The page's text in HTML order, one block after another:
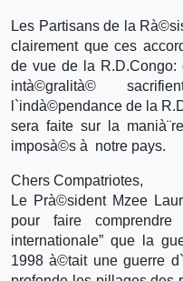
Les Partisans de la
clairement que ces
de vue de la R.D.Congo:
intà©gralità©
l`indà©pendance de la
sera faite sur la
imposà©s à notre pays.
Chers Compatriotes,
Le Prà©sident Mzee
pour faire
internationale” que la
1998 à©tait une guerre